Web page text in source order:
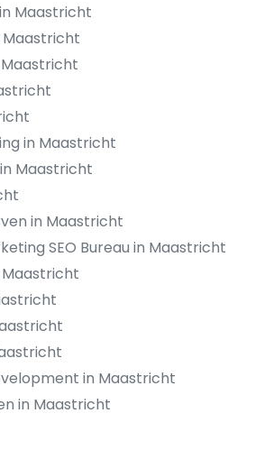
Maastricht
in Maastricht
Maastricht
in Maastricht
SEO Bureau in Maastricht
in Maastricht
in Maastricht